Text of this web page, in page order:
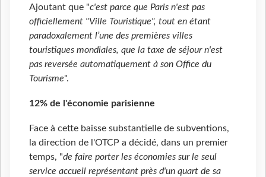
Ajoutant que "c'est parce que Paris n'est pas
officiellement "Ville Touristique", tout en étant
paradoxalement l’une des premières villes
touristiques mondiales, que la taxe de séjour n'est
pas reversée automatiquement à son Office du
Tourisme".
12% de l'économie parisienne
Face à cette baisse substantielle de subventions,
la direction de l'OTCP a décidé, dans un premier
temps, "de faire porter les économies sur le seul
service accueil représentant près d'un quart de sa